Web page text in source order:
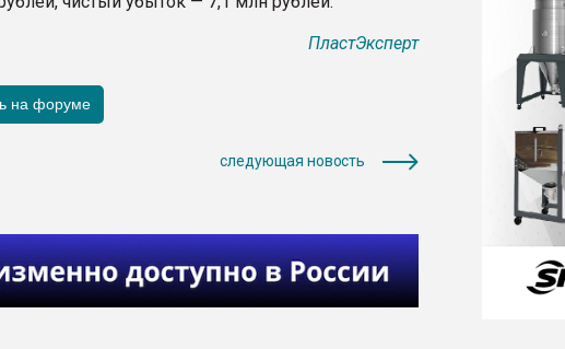
ПластЭксперт
следующая новость